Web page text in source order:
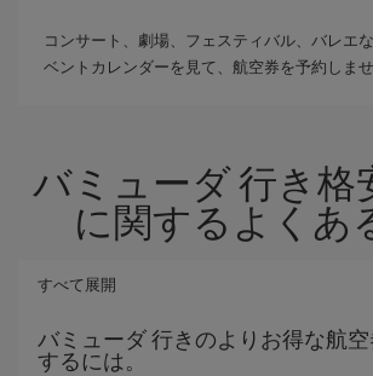
コンサート、劇場、フェスティバル、バレエ
ベントカレンダーを見て、航空券を予約しませ
バミューダ 行き格
に関するよくあ
すべて展開
バミューダ 行きのよりお得な航
するには。